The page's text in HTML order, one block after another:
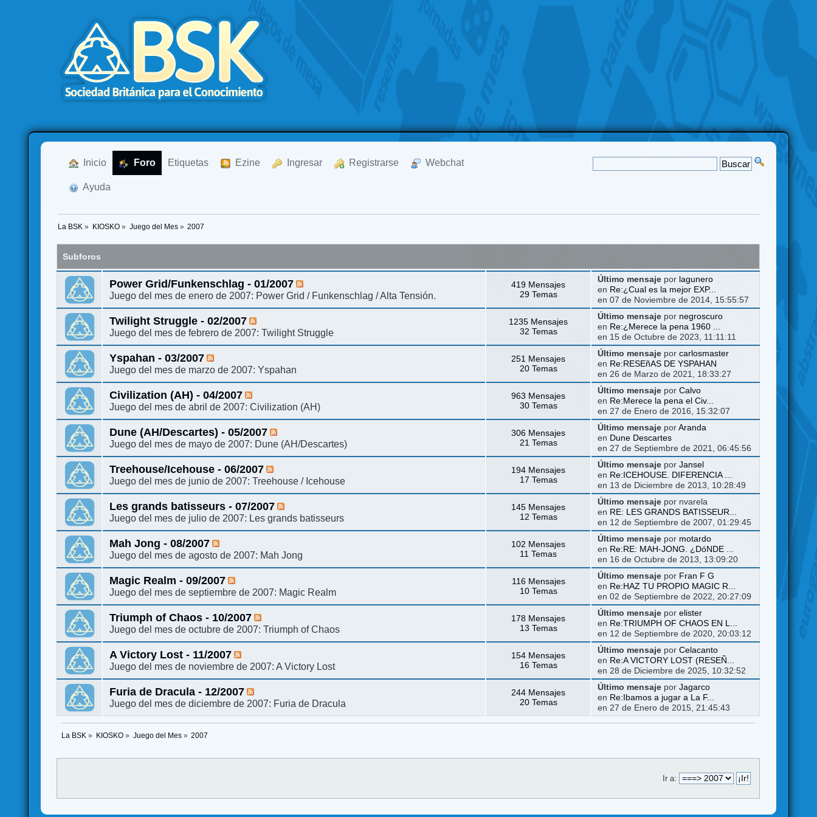
Inicio Foro Etiquetas Ezine Ingresar Registrarse Webchat
Ayuda
La BSK » KIOSKO» Juego del Mes» 2007
Subforos
Power Grid/Funkenschlag - 01/2007
Juego del mes de enero de 2007: Power Grid / Funkenschlag / Alta Tensión.
419 Mensajes
29 Temas
Último mensajepor lagunero
en Re:¿Cual es la mejor EXP...
en 07 de Noviembre de 2014, 15:55:57
Twilight Struggle - 02/2007
Juego del mes de febrero de 2007: Twilight Struggle
1235 Mensajes
32 Temas
Último mensajepor negroscuro
en Re:¿Merece la pena 1960 ...
en 15 de Octubre de 2023, 11:11:11
Yspahan - 03/2007
Juego del mes de marzo de 2007: Yspahan
251 Mensajes
20 Temas
Último mensajepor carlosmaster
en Re:RESEñAS DE YSPAHAN
en 26 de Marzo de 2021, 18:33:27
Civilization (AH) - 04/2007
Juego del mes de abril de 2007: Civilization (AH)
963 Mensajes
30 Temas
Último mensajepor Calvo
en Re:Merece la pena el Civ...
en 27 de Enero de 2016, 15:32:07
Dune (AH/Descartes) - 05/2007
Juego del mes de mayo de 2007: Dune (AH/Descartes)
306 Mensajes
21 Temas
Último mensajepor Aranda
en Dune Descartes
en 27 de Septiembre de 2021, 06:45:56
Treehouse/Icehouse - 06/2007
Juego del mes de junio de 2007: Treehouse / Icehouse
194 Mensajes
17 Temas
Último mensajepor Jansel
en Re:ICEHOUSE. DIFERENCIA ...
en 13 de Diciembre de 2013, 10:28:49
Les grands batisseurs - 07/2007
Juego del mes de julio de 2007: Les grands batisseurs
145 Mensajes
12 Temas
Último mensajepor nvarela
en RE: LES GRANDS BATISSEUR...
en 12 de Septiembre de 2007, 01:29:45
Mah Jong - 08/2007
Juego del mes de agosto de 2007: Mah Jong
102 Mensajes
11 Temas
Último mensajepor motardo
en Re:RE: MAH-JONG. ¿DóNDE ...
en 16 de Octubre de 2013, 13:09:20
Magic Realm - 09/2007
Juego del mes de septiembre de 2007: Magic Realm
116 Mensajes
10 Temas
Último mensajepor Fran F G
en Re:HAZ TU PROPIO MAGIC R...
en 02 de Septiembre de 2022, 20:27:09
Triumph of Chaos - 10/2007
Juego del mes de octubre de 2007: Triumph of Chaos
178 Mensajes
13 Temas
Último mensajepor elister
en Re:TRIUMPH OF CHAOS EN L...
en 12 de Septiembre de 2020, 20:03:12
A Victory Lost - 11/2007
Juego del mes de noviembre de 2007: A Victory Lost
154 Mensajes
16 Temas
Último mensajepor Celacanto
en Re:A VICTORY LOST (RESEÑ...
en 28 de Diciembre de 2025, 10:32:52
Furia de Dracula - 12/2007
Juego del mes de diciembre de 2007: Furia de Dracula
244 Mensajes
20 Temas
Último mensajepor Jagarco
en Re:Ibamos a jugar a La F...
en 27 de Enero de 2015, 21:45:43
La BSK » KIOSKO» Juego del Mes» 2007
Ir a: